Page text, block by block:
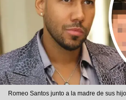
Romeo Santos junto a la madre de sus